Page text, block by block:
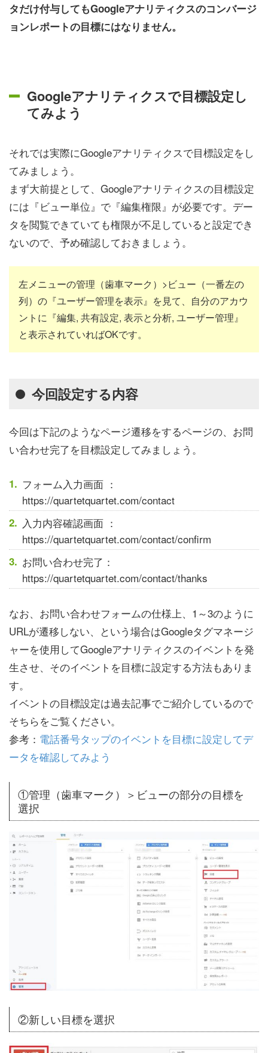
タだけ付与してもGoogleアナリティクスのコンバージ
ョンレポートの目標にはなりません。
Googleアナリティクスで目標設定し
てみよう
それでは実際にGoogleアナリティクスで目標設定をし
てみましょう。
まず大前提として、Googleアナリティクスの目標設定
には『ビュー単位』で『編集権限』が必要です。デー
タを閲覧できていても権限が不足していると設定でき
ないので、予め確認しておきましょう。
左メニューの管理（歯車マーク）>ビュー（一番左の
列）の『ユーザー管理を表示』を見て、自分のアカウ
ントに『編集, 共有設定, 表示と分析, ユーザー管理』
と表示されていればOKです。
今回設定する内容
今回は下記のようなページ遷移をするページの、お問
い合わせ完了を目標設定してみましょう。
フォーム入力画面 ：
https://quartetquartet.com/contact
入力内容確認画面 ：
https://quartetquartet.com/contact/confirm
お問い合わせ完了：
https://quartetquartet.com/contact/thanks
なお、お問い合わせフォームの仕様上、1～3のように
URLが遷移しない、という場合はGoogleタグマネージ
ャーを使用してGoogleアナリティクスのイベントを発
生させ、そのイベントを目標に設定する方法もありま
す。
イベントの目標設定は過去記事でご紹介しているので
そちらをご覧ください。
参考： 電話番号タップのイベントを目標に設定してデ
ータを確認してみよう
①管理（歯車マーク）＞ビューの部分の目標を
選択
②新しい目標を選択